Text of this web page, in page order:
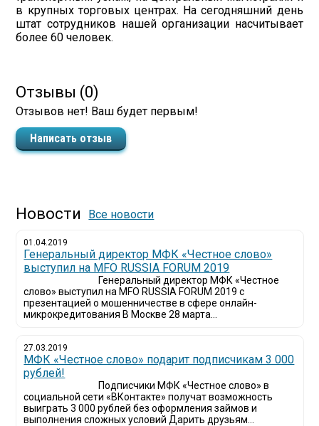
в крупных торговых центрах. На сегодняшний день
штат сотрудников нашей организации насчитывает
более 60 человек.
Отзывы (0)
Отзывов нет! Ваш будет первым!
Написать отзыв
Новости Все новости
01.04.2019
Генеральный директор МФК «Честное слово»
выступил на MFO RUSSIA FORUM 2019
Генеральный директор МФК «Честное
слово» выступил на MFO RUSSIA FORUM 2019 с
презентацией о мошенничестве в сфере онлайн-
микрокредитования В Москве 28 марта...
27.03.2019
МФК «Честное слово» подарит подписчикам 3 000
рублей!
Подписчики МФК «Честное слово» в
социальной сети «ВКонтакте» получат возможность
выиграть 3 000 рублей без оформления займов и
выполнения сложных условий Дарить друзьям...